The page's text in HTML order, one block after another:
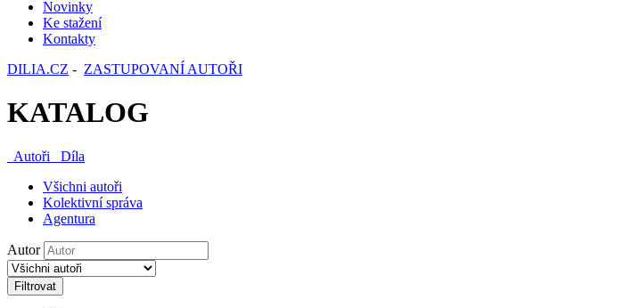
Novinky
Ke stažení
Kontakty
DILIA.CZ - ZASTUPOVANÍ AUTOŘI
KATALOG
Autoři
Díla
Všichni autoři
Kolektivní správa
Agentura
Autor
Filtrovat